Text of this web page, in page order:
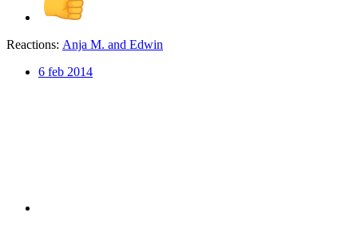
Reactions: Anja M. and Edwin
6 feb 2014